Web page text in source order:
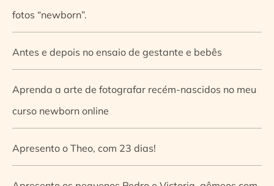
fotos “newborn”.
Antes e depois no ensaio de gestante e bebês
Aprenda a arte de fotografar recém-nascidos no meu
curso newborn online
Apresento o Theo, com 23 dias!